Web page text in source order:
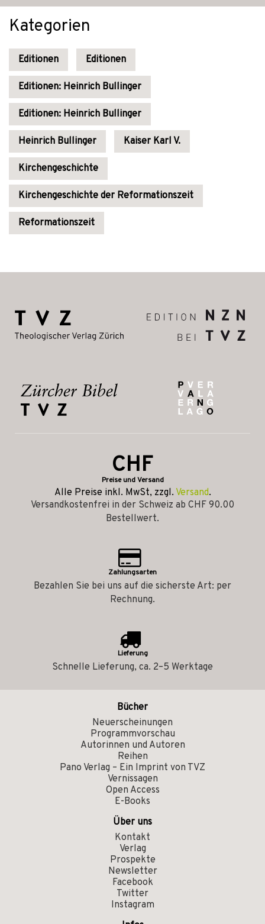
Kategorien
Editionen Editionen
Editionen: Heinrich Bullinger
Editionen: Heinrich Bullinger
Heinrich Bullinger Kaiser Karl V.
Kirchengeschichte
Kirchengeschichte der Reformationszeit
Reformationszeit
CHF
Preise und Versand
Alle Preise inkl. MwSt, zzgl. Versand.
Versandkostenfrei in der Schweiz ab CHF 90.00
Bestellwert.
Zahlungsarten
Bezahlen Sie bei uns auf die sicherste Art: per
Rechnung.
Lieferung
Schnelle Lieferung, ca. 2–5 Werktage
Bücher
Neuerscheinungen
Programmvorschau
Autorinnen und Autoren
Reihen
Pano Verlag – Ein Imprint von TVZ
Vernissagen
Open Access
E-Books
Über uns
Kontakt
Verlag
Prospekte
Newsletter
Facebook
Twitter
Instagram